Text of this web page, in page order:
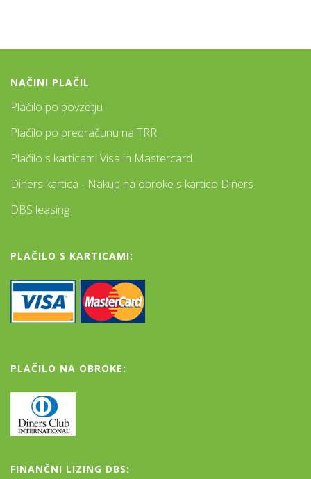
NAČINI PLAČIL
Plačilo po povzetju
Plačilo po predračunu na TRR
Plačilo s karticami Visa in Mastercard.
Diners kartica - Nakup na obroke s kartico Diners
DBS leasing
PLAČILO S KARTICAMI:
PLAČILO NA OBROKE:
FINANČNI LIZING DBS: